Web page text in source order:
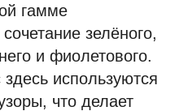
гамме
зелёного,
и фиолетового.
используются
что делает